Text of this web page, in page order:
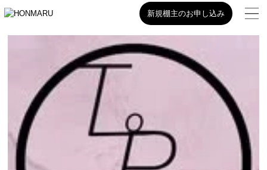
新規棚主のお申し込み